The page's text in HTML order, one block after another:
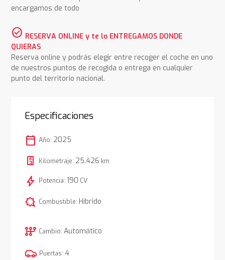
encargamos de todo
check_circle RESERVA ONLINE y te lo ENTREGAMOS DONDE
QUIERAS
Reserva online y podrás elegir entre recoger el coche en uno
de nuestros puntos de recogida o entrega en cualquier
punto del territorio nacional.
Especificaciones
calendar_today Año: 2025
Kilometraje: 25.426 km
bolt Potencia: 190 CV
comic_bubble Combustible: Híbrido
auto_transmission Cambio: Automático
Puertas: 4